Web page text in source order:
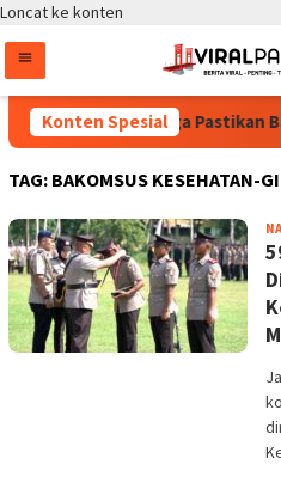
Loncat ke konten
Konten Spesial
Bintang Puspayoga Pastikan
TAG: BAKOMSUS KESEHATAN-